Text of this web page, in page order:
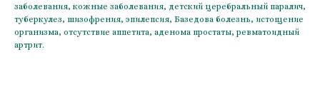
заболевания, кожные заболевания, детский церебральный паралич,
туберкулез, шизофрения, эпилепсия, Базедова болезнь, истощение
организма, отсутствие аппетита, аденома простаты, ревматоидный
артрит.